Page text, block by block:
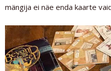
mängija ei näe enda kaarte